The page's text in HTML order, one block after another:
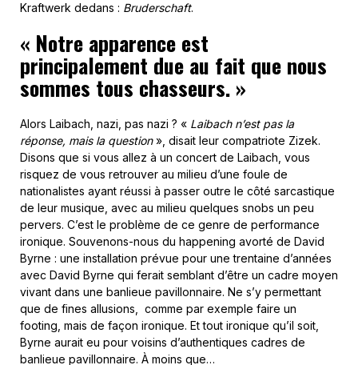
Kraftwerk dedans : Bruderschaft.
« Notre apparence est
principalement due au fait que nous
sommes tous chasseurs. »
Alors Laibach, nazi, pas nazi ? « Laibach n’est pas la
réponse, mais la question», disait leur compatriote Zizek.
Disons que si vous allez à un concert de Laibach, vous
risquez de vous retrouver au milieu d’une foule de
nationalistes ayant réussi à passer outre le côté sarcastique
de leur musique, avec au milieu quelques snobs un peu
pervers. C’est le problème de ce genre de performance
ironique. Souvenons-nous du happening avorté de David
Byrne : une installation prévue pour une trentaine d’années
avec David Byrne qui ferait semblant d’être un cadre moyen
vivant dans une banlieue pavillonnaire. Ne s’y permettant
que de fines allusions, comme par exemple faire un
footing, mais de façon ironique. Et tout ironique qu’il soit,
Byrne aurait eu pour voisins d’authentiques cadres de
banlieue pavillonnaire. À moins que…